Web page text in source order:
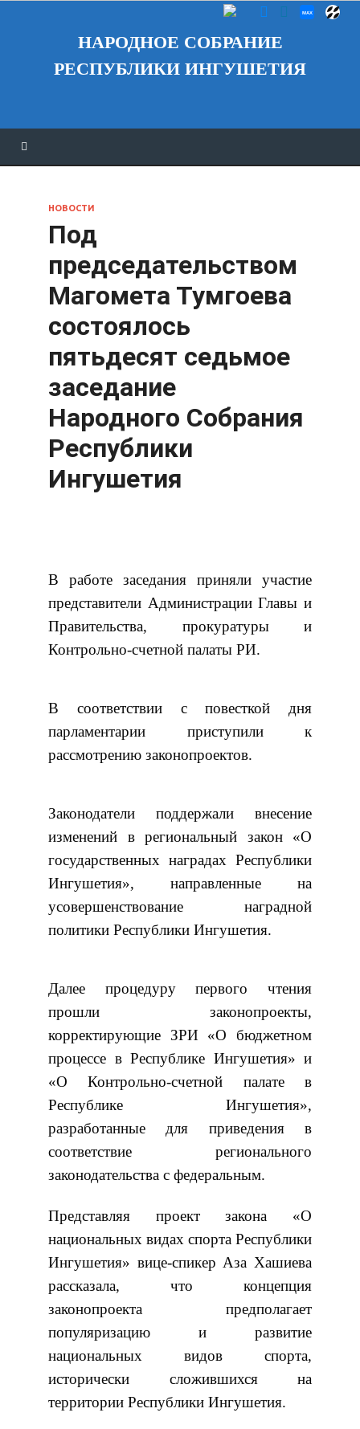
НАРОДНОЕ СОБРАНИЕ
РЕСПУБЛИКИ ИНГУШЕТИЯ
НОВОСТИ
Под
председательством
Магомета Тумгоева
состоялось
пятьдесят седьмое
заседание
Народного Собрания
Республики
Ингушетия
В работе заседания приняли участие
представители Администрации Главы и
Правительства, прокуратуры и
Контрольно-счетной палаты РИ.
В соответствии с повесткой дня
парламентарии приступили к
рассмотрению законопроектов.
Законодатели поддержали внесение
изменений в региональный закон «О
государственных наградах Республики
Ингушетия», направленные на
усовершенствование наградной
политики Республики Ингушетия.
Далее процедуру первого чтения
прошли законопроекты,
корректирующие ЗРИ «О бюджетном
процессе в Республике Ингушетия» и
«О Контрольно-счетной палате в
Республике Ингушетия»,
разработанные для приведения в
соответствие регионального
законодательства с федеральным.
Представляя проект закона «О
национальных видах спорта Республики
Ингушетия» вице-спикер Аза Хашиева
рассказала, что концепция
законопроекта предполагает
популяризацию и развитие
национальных видов спорта,
исторически сложившихся на
территории Республики Ингушетия.